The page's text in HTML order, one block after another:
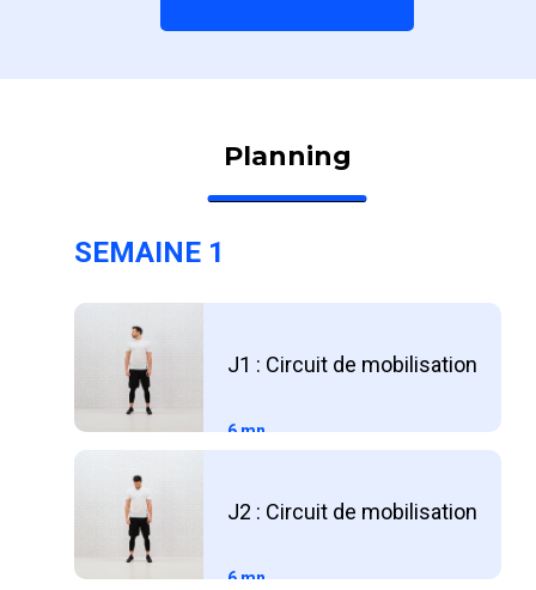
Planning
SEMAINE 1
J1 : Circuit de mobilisation
6 mn
J2 : Circuit de mobilisation
6 mn